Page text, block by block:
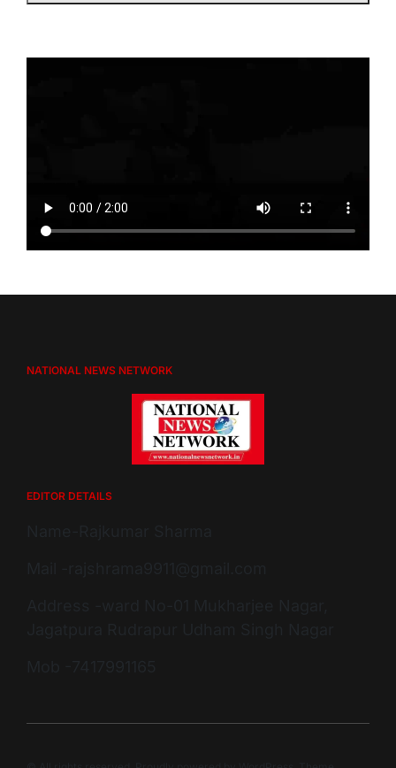
NATIONAL NEWS NETWORK
EDITOR DETAILS